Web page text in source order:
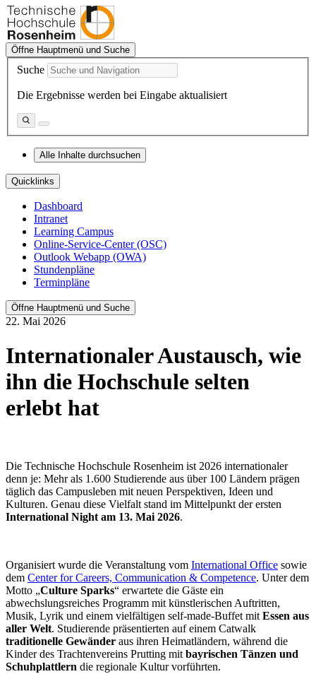
Öffne Hauptmenü und Suche
Suche
Die Ergebnisse werden bei Eingabe aktualisiert
Alle Inhalte durchsuchen
Quicklinks
Dashboard
Intranet
Learning Campus
Online-Service-Center (OSC)
Outlook Webapp (OWA)
Stundenpläne
Terminpläne
Öffne Hauptmenü und Suche
22. Mai 2026
Internationaler Austausch, wie
ihn die Hochschule selten
erlebt hat
Die Technische Hochschule Rosenheim ist 2026 internationaler
denn je: Mehr als 1.600 Studierende aus über 100 Ländern prägen
täglich das Campusleben mit neuen Perspektiven, Ideen und
Kulturen. Genau diese Vielfalt stand im Mittelpunkt der ersten
International Night am 13. Mai 2026.
Organisiert wurde die Veranstaltung vom International Office sowie
dem Center for Careers, Communication & Competence. Unter dem
Motto „Culture Sparks“ erwartete die Gäste ein
abwechslungsreiches Programm mit künstlerischen Auftritten,
Musik, Lyrik und einem vielfältigen self-made-Buffet mitEssen aus
aller Welt. Studierende präsentierten auf einem Catwalk
traditionelle Gewänder aus ihren Heimatländern, während die
Kinder des Trachtenvereins Prutting mitbayrischen Tänzen und
Schuhplattlern die regionale Kultur vorführten.